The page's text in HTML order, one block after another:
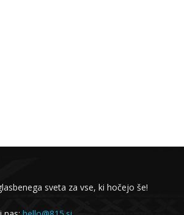
sveta za vse, ki hočejo še!